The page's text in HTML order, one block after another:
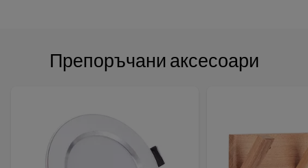
Препоръчани аксесоари